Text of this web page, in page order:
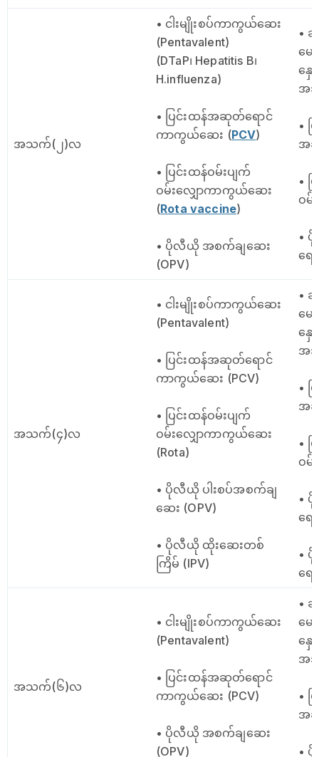
အသက်(၂)လ
• ငါးမျိုးစပ်ကာကွယ်ဆေး
(Pentavalent)
(DTaP၊ Hepatitis B၊
H.influenza)
• ပြင်းထန်အဆုတ်ရောင်
ကာကွယ်ဆေး (PCV)
• ပြင်းထန်ဝမ်းပျက်
ဝမ်းလျှောကာကွယ်ဆေး
(Rota vaccine)
• ပိုလီယို အစက်ချဆေး
(OPV)
•
မေ
နှေ
အသ
• ပ
အဆု
•
ဝမ်
•
ရေ
အသက်(၄)လ
• ငါးမျိုးစပ်ကာကွယ်ဆေး
(Pentavalent)
• ပြင်းထန်အဆုတ်ရောင်
ကာကွယ်ဆေး (PCV)
• ပြင်းထန်ဝမ်းပျက်
ဝမ်းလျှောကာကွယ်ဆေး
(Rota)
• ပိုလီယို ပါးစပ်အစက်ချ
ဆေး (OPV)
• ပိုလီယို ထိုးဆေးတစ်
ကြိမ် (IPV)
•
မေ
နှေ
အသ
• ပ
အဆု
•
ဝမ်
•
ရေ
•
ရေ
အသက်(၆)လ
• ငါးမျိုးစပ်ကာကွယ်ဆေး
(Pentavalent)
• ပြင်းထန်အဆုတ်ရောင်
ကာကွယ်ဆေး (PCV)
• ပိုလီယို အစက်ချဆေး
(OPV)
•
မေ
နှေ
အသ
• ပ
အဆု
•